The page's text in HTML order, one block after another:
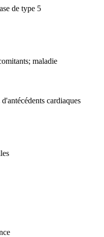
de type 5
maladie
cardiaques